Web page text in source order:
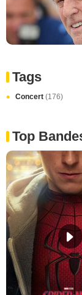
Tags
Concert (176)
Top